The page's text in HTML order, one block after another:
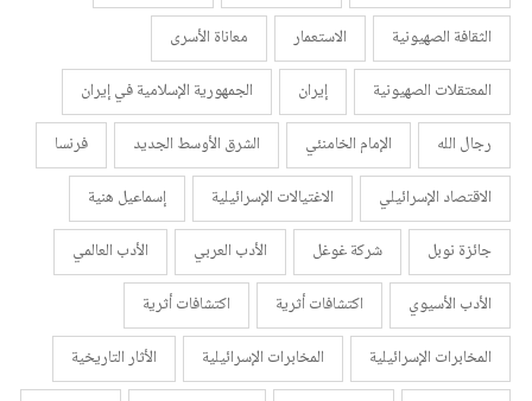
الثقافة الصهيونية
الاستعمار
معاناة الأسرى
المعتقلات الصهيونية
إيران
الجمهورية الإسلامية في إيران
رجال الله
الإمام الخامنئي الشرق الأوسط الجديد
فرنسا
الاقتصاد الإسرائيلي
الاغتيالات الإسرائيلية
إسماعيل هنية
جائزة نوبل
شركة غوغل الأدب العربي
الأدب العالمي
الأدب الأسيوي
اكتشافات أثرية
اكتشافات أثرية
المخابرات الإسرائيلية
المخابرات الإسرائيلية
الأثار التاريخية